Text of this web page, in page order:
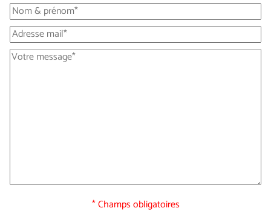
* Champs obligatoires